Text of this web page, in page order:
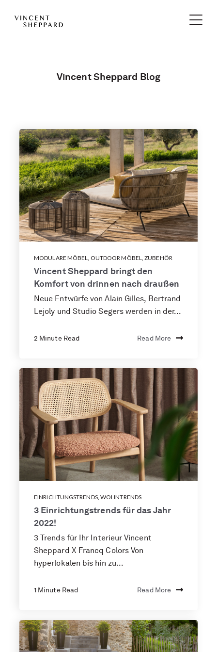
Vincent Sheppard Blog
MODULARE MÖBEL OUTDOOR MÖBEL ,ZUBEHÖR
Vincent Sheppard bringt den
Komfort von drinnen nach draußen
Neue Entwürfe von Alain Gilles, Bertrand
Lejoly und Studio Segers werden in der...
2 Minute Read Read More
EINRICHTUNGSTRENDS,WOHNTRENDS
3 Einrichtungstrends für das Jahr
2022!
3 Trends für Ihr Interieur Vincent
Sheppard X Francq Colors Von
hyperlokalen bis hin zu...
1 Minute Read Read More